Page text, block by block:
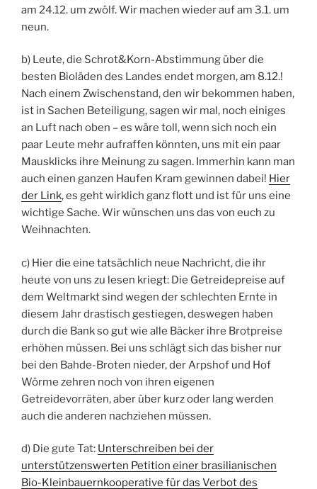
am 24.12. um zwölf. Wir machen wieder auf am 3.1. um
neun.
b) Leute, die Schrot&Korn-Abstimmung über die
besten Bioläden des Landes endet morgen, am 8.12.!
Nach einem Zwischenstand, den wir bekommen haben,
ist in Sachen Beteiligung, sagen wir mal, noch einiges
an Luft nach oben – es wäre toll, wenn sich noch ein
paar Leute mehr aufraffen könnten, uns mit ein paar
Mausklicks ihre Meinung zu sagen. Immerhin kann man
auch einen ganzen Haufen Kram gewinnen dabei! Hier
der Link, es geht wirklich ganz flott und ist für uns eine
wichtige Sache. Wir wünschen uns das von euch zu
Weihnachten.
c) Hier die eine tatsächlich neue Nachricht, die ihr
heute von uns zu lesen kriegt: Die Getreidepreise auf
dem Weltmarkt sind wegen der schlechten Ernte in
diesem Jahr drastisch gestiegen, deswegen haben
durch die Bank so gut wie alle Bäcker ihre Brotpreise
erhöhen müssen. Bei uns schlägt sich das bisher nur
bei den Bahde-Broten nieder, der Arpshof und Hof
Wörme zehren noch von ihren eigenen
Getreidevorräten, aber über kurz oder lang werden
auch die anderen nachziehen müssen.
d) Die gute Tat: Unterschreiben bei der
unterstützenswerten Petition einer brasilianischen
Bio-Kleinbauernkooperative für das Verbot des